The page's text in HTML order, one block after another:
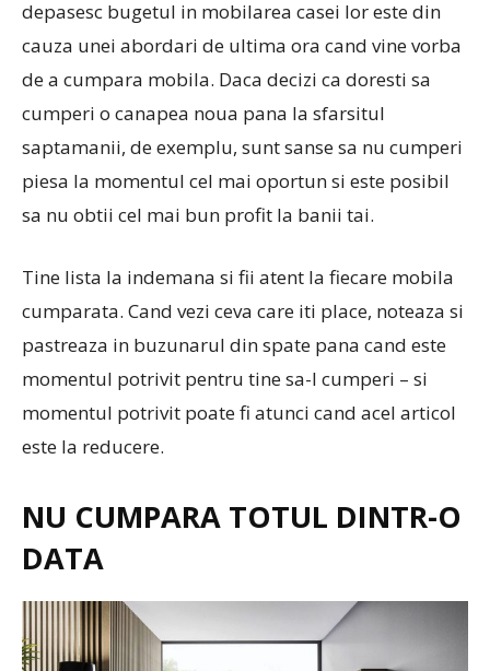
depasesc bugetul in mobilarea casei lor este din
cauza unei abordari de ultima ora cand vine vorba
de a cumpara mobila. Daca decizi ca doresti sa
cumperi o canapea noua pana la sfarsitul
saptamanii, de exemplu, sunt sanse sa nu cumperi
piesa la momentul cel mai oportun si este posibil
sa nu obtii cel mai bun profit la banii tai.
Tine lista la indemana si fii atent la fiecare mobila
cumparata. Cand vezi ceva care iti place, noteaza si
pastreaza in buzunarul din spate pana cand este
momentul potrivit pentru tine sa-l cumperi – si
momentul potrivit poate fi atunci cand acel articol
este la reducere.
NU CUMPARA TOTUL DINTR-O
DATA